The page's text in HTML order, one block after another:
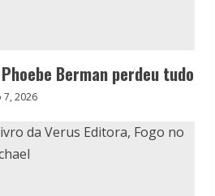
Berman perdeu tudo
7, 2026